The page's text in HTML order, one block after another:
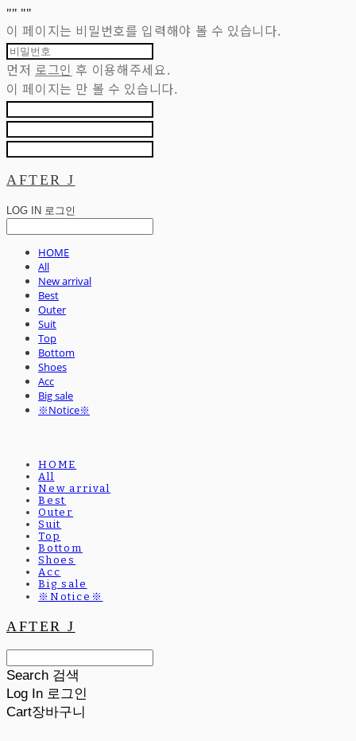
"" ""
이 페이지는 비밀번호를 입력해야 볼 수 있습니다.
먼저 로그인 후 이용해주세요.
이 페이지는 만 볼 수 있습니다.
AFTER J
LOG IN 로그인
HOME
All
New arrival
Best
Outer
Suit
Top
Bottom
Shoes
Acc
Big sale
※Notice※
HOME
All
New arrival
Best
Outer
Suit
Top
Bottom
Shoes
Acc
Big sale
※Notice※
AFTER J
Search 검색
Log In 로그인
Cart장바구니